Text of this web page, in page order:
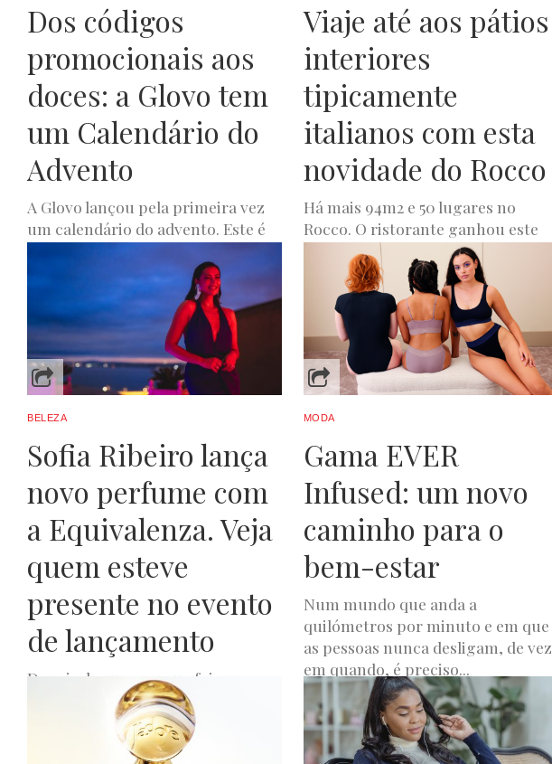
Dos códigos
promocionais aos
doces: a Glovo tem
um Calendário do
Advento
A Glovo lançou pela primeira vez
um calendário do advento. Este é
um produto limitado e exclusivo
para este Natal, feito...
DEZEMBRO 6, 2023
Viaje até aos pátios
interiores
tipicamente
italianos com esta
novidade do Rocco
Há mais 94m2 e 50 lugares no
Rocco. O ristorante ganhou este
mês um novo espaço, que tem
uma cobertura envidraçada,...
JOANA DE OLIVEIRA NOVEMBRO 28, 2023
BELEZA
Sofia Ribeiro lança
novo perfume com
a Equivalenza. Veja
quem esteve
presente no evento
de lançamento
Depois do sucesso que foi o
perfume Just Bright lançado em
2021, Sofia Ribeiro apresenta mais
uma novidade em parceria com...
MODA
Gama EVER
Infused: um novo
caminho para o
bem-estar
Num mundo que anda a
quilómetros por minuto e em que
as pessoas nunca desligam, de vez
em quando, é preciso...
JOANA DE OLIVEIRA NOVEMBRO 9, 2023